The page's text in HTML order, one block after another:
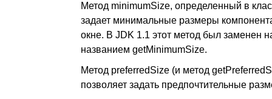
Метод minimumSize, определенный в
задает минимальные размеры
окне. В JDK 1.1 этот метод был заменен
названием getMinimumSize.
Метод preferredSize (и метод
позволяет задать предпочтительные